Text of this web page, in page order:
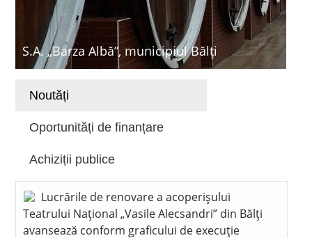
S.A. „Barza Albă”, municipiul Bălți
Noutăți
Oportunități de finanțare
Achiziții publice
Lucrările de renovare a acoperișului
Teatrului Național „Vasile Alecsandri” din Bălți
avansează conform graficului de execuție